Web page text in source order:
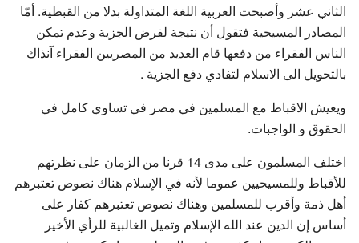
الثاني عشر وأصبحت العربية اللغة المتداولة بدلا من القبطية. أمّا
المصادر المسيحية فتقول أن نتيجة لفرض الجزية وعدم تمكن
الناس الفقراء من دفعها قام العديد من المصريين الفقراء آنذاك
بالتحويل الى الاسلام لتفادي دفع الجزية .
ويعيش الاقباط مع المسلمين في مصر في تساوي كامل في
الحقوق و الواجبات.
اختلف المسلمون على مدى 14 قرنا من الزمان على نظرتهم
للأقباط وللمسيحيين عموما لأنه في الإسلام هناك نصوص تعتبرهم
أهل ذمة وأقرب للمسلمين وهناك نصوص تعتبرهم كفار على
أساس إن الدين عند الله الإسلام وتميل الغالبية للرأي الأخير